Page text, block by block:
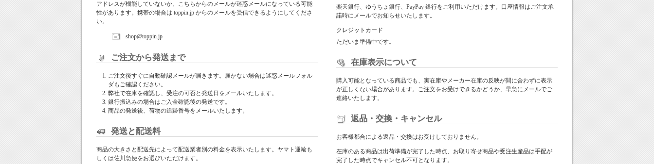
アドレスが機能していないか、こちらからのメールが迷惑メールになっている可能
性があります。携帯の場合は toppin.jp からのメールを受信できるようにしてくださ
い。
shop@toppin.jp
ご注文から発送まで
ご注文後すぐに自動確認メールが届きます。届かない場合は迷惑メールフォル
ダもご確認ください。
弊社で在庫を確認し、受注の可否と発送日をメールいたします。
銀行振込みの場合はご入金確認後の発送です。
商品の発送後、荷物の追跡番号をメールいたします。
発送と配送料
商品の大きさと配送先によって配送業者別の料金を表示いたします。ヤマト運輸も
しくは佐川急便をお選びいただけます。
楽天銀行、ゆうちょ銀行、PayPay 銀行をご利用いただけます。口座情報はご注文承
諾時にメールでお知らせいたします。
クレジットカード
ただいま準備中です。
在庫表示について
購入可能となっている商品でも、実在庫やメーカー在庫の反映が間に合わずに表示
が正しくない場合があります。ご注文をお受けできるかどうか、早急にメールでご
連絡いたします。
返品・交換・キャンセル
お客様都合による返品・交換はお受けしておりません。
在庫のある商品は出荷準備が完了した時点、お取り寄せ商品や受注生産品は手配が
完了した時点でキャンセル不可となります。